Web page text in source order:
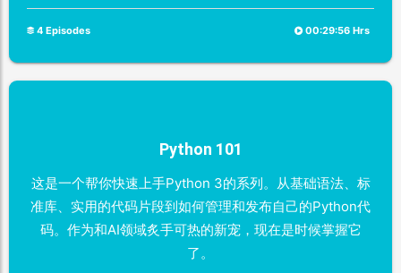
4 Episodes 00:29:56 Hrs
Python 101
这是一个帮你快速上手Python 3的系列。从基础语法、标
准库、实用的代码片段到如何管理和发布自己的Python代
码。作为和AI领域炙手可热的新宠，现在是时候掌握它
了。